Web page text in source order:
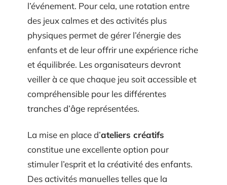
l’événement. Pour cela, une rotation entre
des jeux calmes et des activités plus
physiques permet de gérer l’énergie des
enfants et de leur offrir une expérience riche
et équilibrée. Les organisateurs devront
veiller à ce que chaque jeu soit accessible et
compréhensible pour les différentes
tranches d’âge représentées.
La mise en place d’ateliers créatifs
constitue une excellente option pour
stimuler l’esprit et la créativité des enfants.
Des activités manuelles telles que la